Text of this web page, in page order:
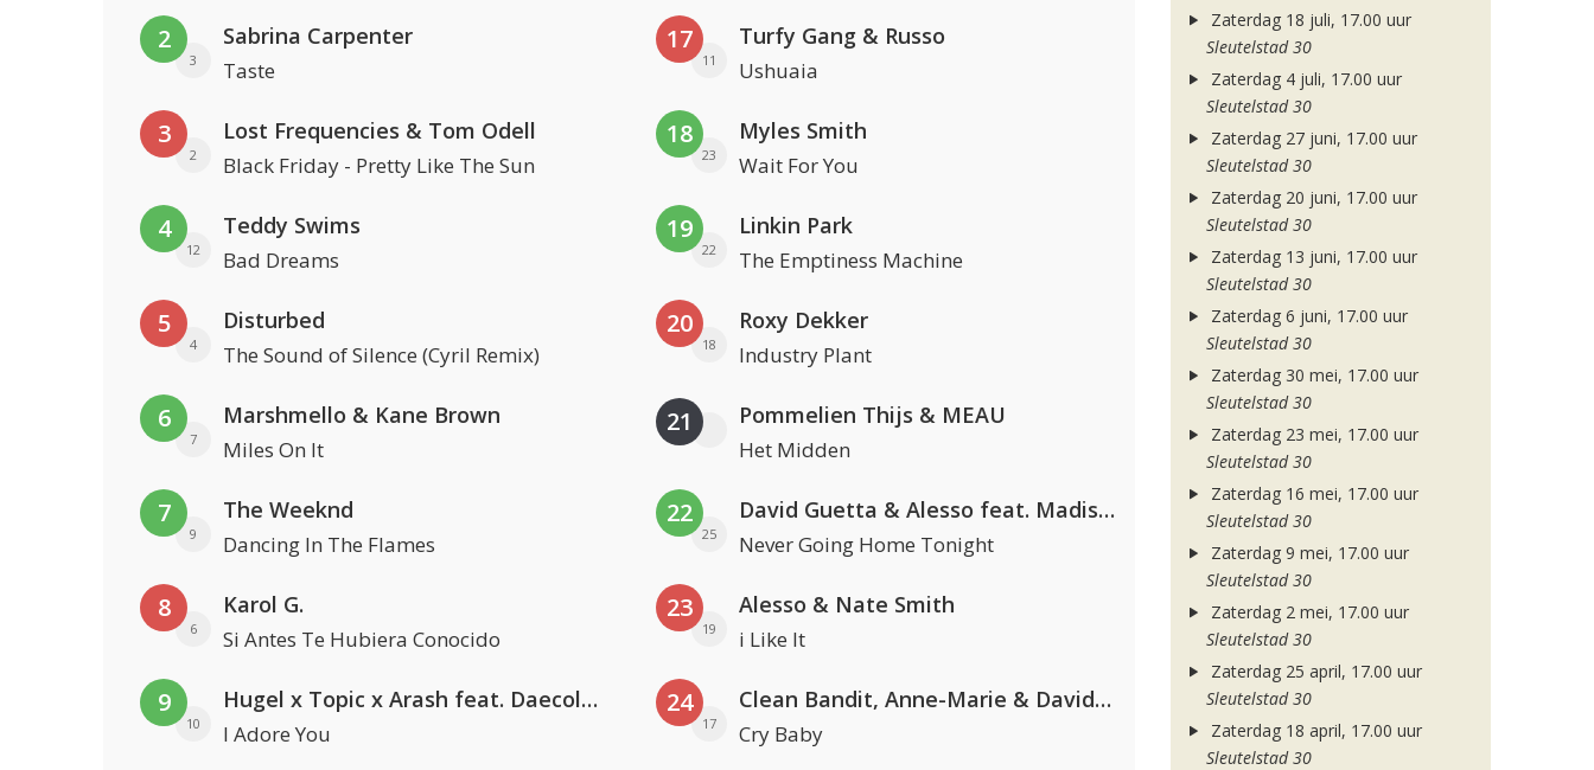
2
3
Sabrina Carpenter
Taste
3
2
Lost Frequencies & Tom Odell
Black Friday - Pretty Like The Sun
4
12
Teddy Swims
Bad Dreams
5
4
Disturbed
The Sound of Silence (Cyril Remix)
6
7
Marshmello & Kane Brown
Miles On It
7
9
The Weeknd
Dancing In The Flames
8
6
Karol G.
Si Antes Te Hubiera Conocido
9
10
Hugel x Topic x Arash feat. Daecolm
I Adore You
17
11
Turfy Gang & Russo
Ushuaia
18
23
Myles Smith
Wait For You
19
22
Linkin Park
The Emptiness Machine
20
18
Roxy Dekker
Industry Plant
21 Pommelien Thijs & MEAU
Het Midden
22
25
David Guetta & Alesso feat. Madison Love
Never Going Home Tonight
23
19
Alesso & Nate Smith
i Like It
24
17
Clean Bandit, Anne-Marie & David Guetta
Cry Baby
Zaterdag 18 juli, 17.00 uur
Sleutelstad 30
Zaterdag 4 juli, 17.00 uur
Sleutelstad 30
Zaterdag 27 juni, 17.00 uur
Sleutelstad 30
Zaterdag 20 juni, 17.00 uur
Sleutelstad 30
Zaterdag 13 juni, 17.00 uur
Sleutelstad 30
Zaterdag 6 juni, 17.00 uur
Sleutelstad 30
Zaterdag 30 mei, 17.00 uur
Sleutelstad 30
Zaterdag 23 mei, 17.00 uur
Sleutelstad 30
Zaterdag 16 mei, 17.00 uur
Sleutelstad 30
Zaterdag 9 mei, 17.00 uur
Sleutelstad 30
Zaterdag 2 mei, 17.00 uur
Sleutelstad 30
Zaterdag 25 april, 17.00 uur
Sleutelstad 30
Zaterdag 18 april, 17.00 uur
Sleutelstad 30